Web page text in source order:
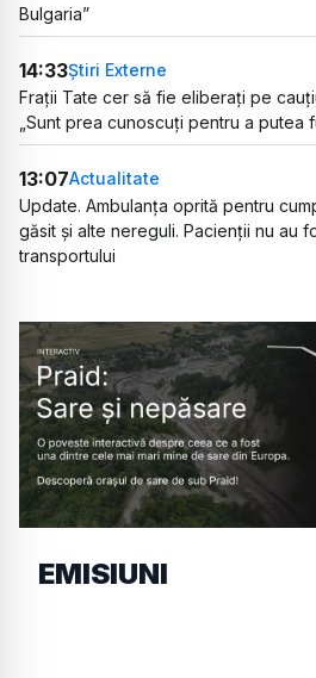
Bulgaria”
14:33Știri Externe
Frații Tate cer să fie eliberați pe
„Sunt prea cunoscuți pentru a putea
13:07Actualitate
Update. Ambulanța oprită pentru
găsit și alte nereguli. Pacienții nu au
transportului
EMISIUNI